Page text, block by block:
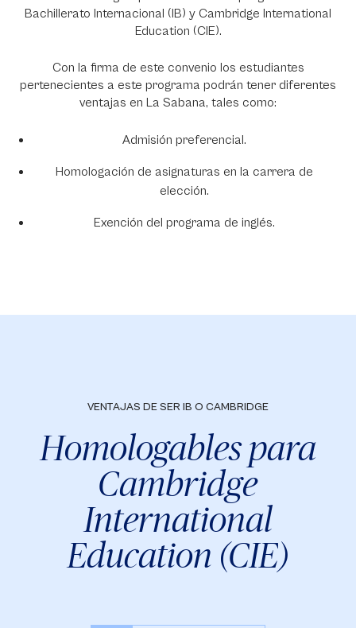
Bachillerato Internacional (IB) y Cambridge International
Education (CIE).
Con la firma de este convenio los estudiantes
pertenecientes a este programa podrán tener diferentes
ventajas en La Sabana, tales como:
Admisión preferencial.
Homologación de asignaturas en la carrera de
elección.
Exención del programa de inglés.
VENTAJAS DE SER IB O CAMBRIDGE
Homologables para
Cambridge
International
Education (CIE)